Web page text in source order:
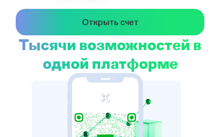
Открыть счет
Тысячи возможностей в
одной платформе